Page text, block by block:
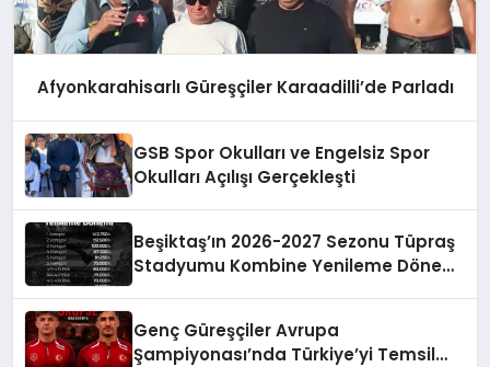
Afyonkarahisarlı Güreşçiler Karaadilli’de Parladı
GSB Spor Okulları ve Engelsiz Spor
Okulları Açılışı Gerçekleşti
Beşiktaş’ın 2026-2027 Sezonu Tüpraş
Stadyumu Kombine Yenileme Dönemi
Genç Güreşçiler Avrupa
Şampiyonası’nda Türkiye’yi Temsil